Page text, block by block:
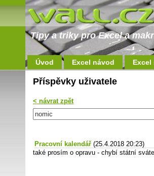
Tipy a triky pro Excel a
Úvod Excel návod Excel
Příspěvky uživatele
< návrat zpět
Pracovní kalendář (25.4.2018 20:23)
také prosím o opravu - chybí státní